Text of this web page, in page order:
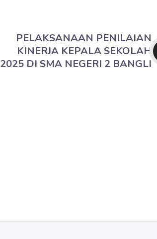
PELAKSANAAN PENILAIAN
KINERJA KEPALA SEKOLAH
2025 DI SMA NEGERI 2 BANGLI